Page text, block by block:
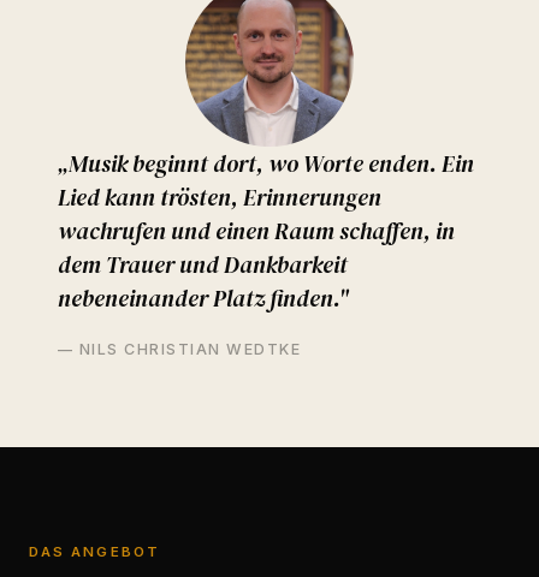
„Musik beginnt dort, wo Worte enden. Ein
Lied kann trösten, Erinnerungen
wachrufen und einen Raum schaffen, in
dem Trauer und Dankbarkeit
nebeneinander Platz finden."
— NILS CHRISTIAN WEDTKE
DAS ANGEBOT